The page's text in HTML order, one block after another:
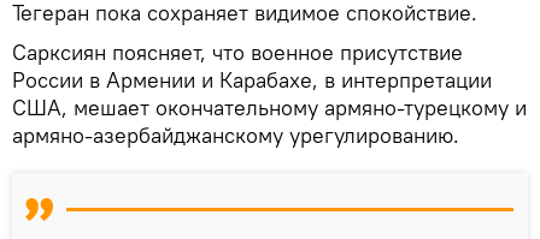
Тегеран пока сохраняет видимое спокойствие.
Сарксиян поясняет, что военное присутствие
России в Армении и Карабахе, в интерпретации
США, мешает окончательному армяно-турецкому и
армяно-азербайджанскому урегулированию.